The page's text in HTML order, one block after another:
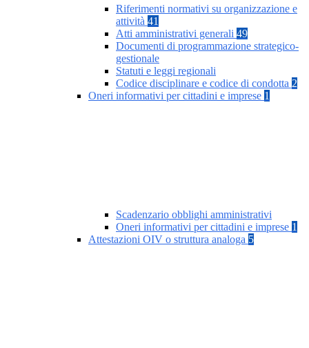
Riferimenti normativi su organizzazione e
attività 41
Atti amministrativi generali 49
Documenti di programmazione strategico-
gestionale
Statuti e leggi regionali
Codice disciplinare e codice di condotta 2
Oneri informativi per cittadini e imprese 1
Scadenzario obblighi amministrativi
Oneri informativi per cittadini e imprese 1
Attestazioni OIV o struttura analoga 5